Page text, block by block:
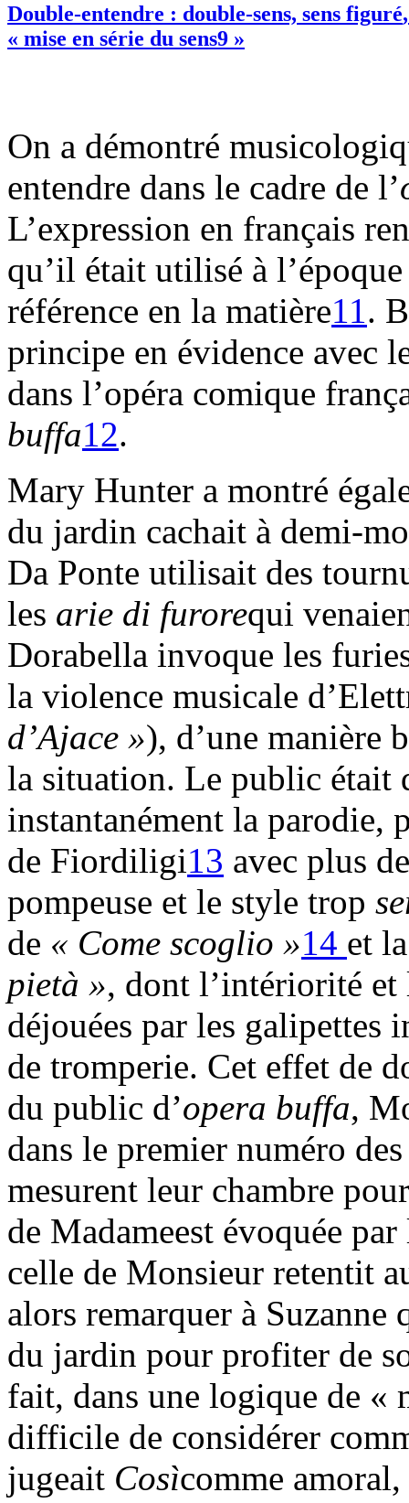
Double-entendre : double-sens, sens figuré
« mise en série du sens9 »
On a démontré
entendre dans le cadre de l’
L’expression en français
qu’il était utilisé à
référence en la matière11.
principe en évidence avec
dans l’opéra comique
buffa12.
Mary Hunter a montré
du jardin cachait à demi-
Da Ponte utilisait des
les arie di furorequi
Dorabella invoque les
la violence musicale
d’Ajace »), d’une manière
la situation. Le public était
instantanément la parodie,
de Fiordiligi13 avec plus
pompeuse et le style trop
de « Come scoglio »14 et
pietà », dont l’intériorité et
déjouées par les galipettes
de tromperie. Cet effet de
du public d’opera buffa,
dans le premier numéro
mesurent leur chambre
de Madameest évoquée
celle de Monsieur retentit
alors remarquer à Suzanne
du jardin pour profiter de
fait, dans une logique de «
difficile de considérer
jugeait Cosìcomme